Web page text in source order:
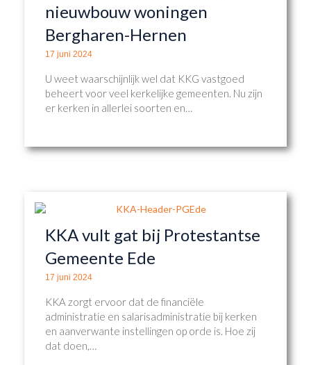
nieuwbouw woningen
Bergharen-Hernen
17 juni 2024
U weet waarschijnlijk wel dat KKG vastgoed
beheert voor veel kerkelijke gemeenten. Nu zijn
er kerken in allerlei soorten en…
KKA vult gat bij Protestantse
Gemeente Ede
17 juni 2024
KKA zorgt ervoor dat de financiële
administratie en salarisadministratie bij kerken
en aanverwante instellingen op orde is. Hoe zij
dat doen,…